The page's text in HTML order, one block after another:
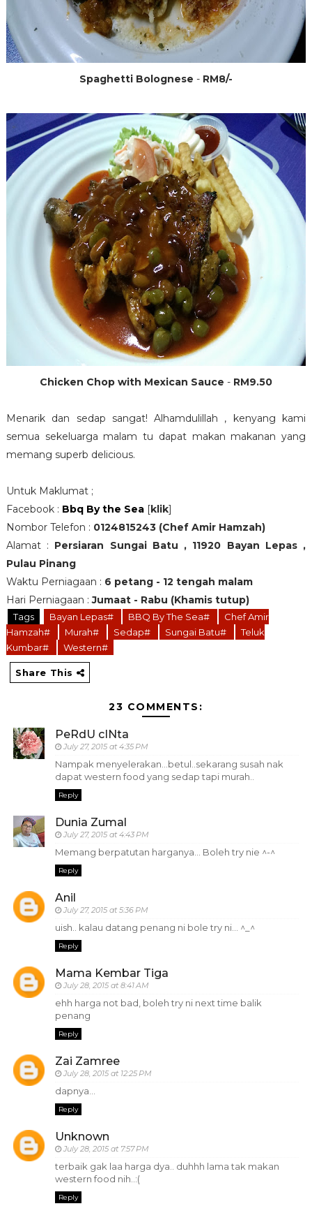
Spaghetti Bolognese - RM8/-
Chicken Chop with Mexican Sauce - RM9.50
Menarik dan sedap sangat! Alhamdulillah , kenyang kami
semua sekeluarga malam tu dapat makan makanan yang
memang superb delicious.
Untuk Maklumat ;
Facebook : Bbq By the Sea[klik]
Nombor Telefon : 0124815243 (Chef Amir Hamzah)
Alamat : Persiaran Sungai Batu , 11920 Bayan Lepas ,
Pulau Pinang
Waktu Perniagaan : 6 petang - 12 tengah malam
Hari Perniagaan :Jumaat - Rabu (Khamis tutup)
Tags Bayan Lepas# BBQ By The Sea#
Chef Amir
Hamzah#
Murah# Sedap# Sungai Batu#
Teluk
Kumbar#
Western#
Share This
23 COMMENTS:
PeRdU cINta
July 27, 2015 at 4:35 PM
Nampak menyelerakan...betul..sekarang susah nak
dapat western food yang sedap tapi murah..
Reply
Dunia Zumal
July 27, 2015 at 4:43 PM
Memang berpatutan harganya... Boleh try nie ^-^
Reply
Anil
July 27, 2015 at 5:36 PM
uish.. kalau datang penang ni bole try ni... ^_^
Reply
Mama Kembar Tiga
July 28, 2015 at 8:41 AM
ehh harga not bad, boleh try ni next time balik
penang
Reply
Zai Zamree
July 28, 2015 at 12:25 PM
dapnya...
Reply
Unknown
July 28, 2015 at 7:57 PM
terbaik gak laa harga dya.. duhhh lama tak makan
western food nih..:(
Reply